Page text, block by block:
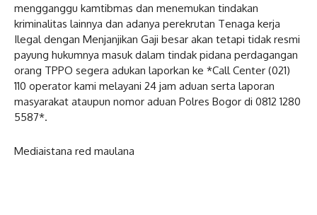
mengganggu kamtibmas dan menemukan tindakan
kriminalitas lainnya dan adanya perekrutan Tenaga kerja
Ilegal dengan Menjanjikan Gaji besar akan tetapi tidak resmi
payung hukumnya masuk dalam tindak pidana perdagangan
orang TPPO segera adukan laporkan ke *Call Center (021)
110 operator kami melayani 24 jam aduan serta laporan
masyarakat ataupun nomor aduan Polres Bogor di 0812 1280
5587*.
Mediaistana red maulana